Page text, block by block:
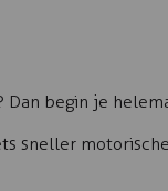
Dan begin je
sneller